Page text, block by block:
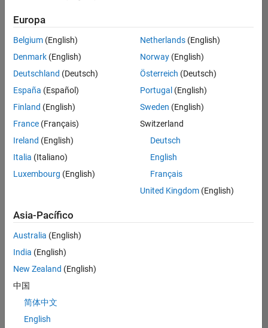
Guardar
empleos
seleccionados
No se
han
traducido
todos
los
empleos.
Busque
por
ubicación
todos
empleos
en su
zona.
Product Strategy Lead - Cloud & Ecosystem for Simulink
Europa
Belgium (English)
Denmark (English)
Deutschland (Deutsch)
España (Español)
Finland (English)
France (Français)
Ireland (English)
Italia (Italiano)
Luxembourg (English)
Netherlands(English)
Norway(English)
Österreich (Deutsch)
Portugal (English)
Sweden (English)
Switzerland
Deutsch
English
Français
United Kingdom(English)
Asia-Pacífico
Australia (English)
India (English)
New Zealand (English)
中国
简体中文
English